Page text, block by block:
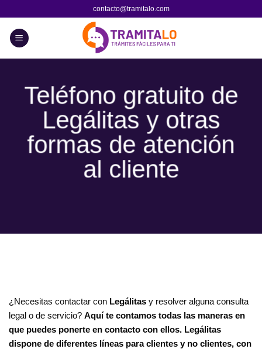
content
contacto@tramitalo.com
Teléfono gratuito de
Legálitas y otras
formas de atención
al cliente
¿Necesitas contactar con Legálitas y resolver alguna consulta
legal o de servicio? Aquí te contamos todas las maneras en
que puedes ponerte en contacto con ellos. Legálitas
dispone de diferentes líneas para clientes y no clientes, con